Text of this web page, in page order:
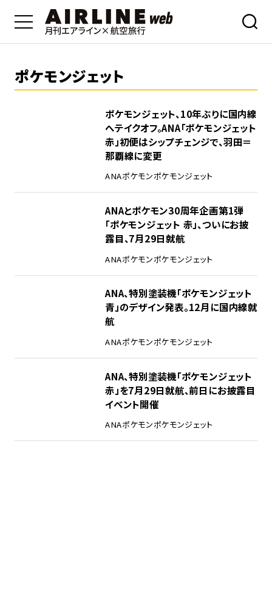
ポケモンジェット
ポケモンジェット、10年ぶりに国内線
へテイクオフ。ANA「ポケモンジェット
赤」初便はシップチェンジで、羽田＝
那覇線に変更
ANAポケモンポケモンジェット
ANAとポケモン30周年企画第1弾
「ポケモンジェット 赤」、ついにお披
露目、7月29日就航
ANAポケモンポケモンジェット
ANA、特別塗装機「ポケモンジェット
青」のデザイン発表。12月に国内線就
航
ANAポケモンポケモンジェット
ANA、特別塗装機「ポケモンジェット
赤」を7月29日就航、前日にお披露目
イベント開催
ANAポケモンポケモンジェット